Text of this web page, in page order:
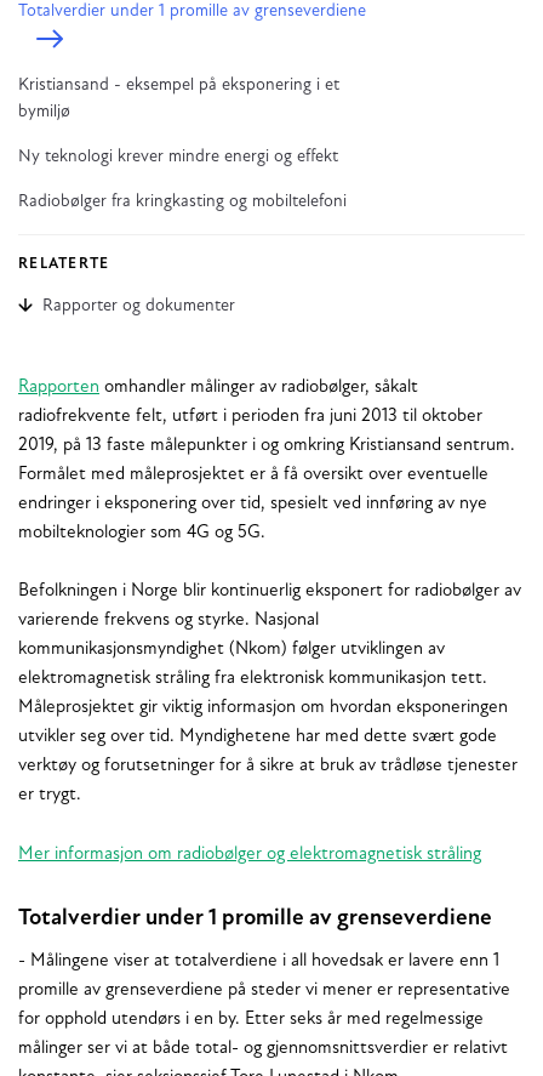
Totalverdier under 1 promille av grenseverdiene
Kristiansand - eksempel på eksponering i et
bymiljø
Ny teknologi krever mindre energi og effekt
Radiobølger fra kringkasting og mobiltelefoni
RELATERTE
Rapporter og dokumenter
Rapporten omhandler målinger av radiobølger, såkalt
radiofrekvente felt, utført i perioden fra juni 2013 til oktober
2019, på 13 faste målepunkter i og omkring Kristiansand sentrum.
Formålet med måleprosjektet er å få oversikt over eventuelle
endringer i eksponering over tid, spesielt ved innføring av nye
mobilteknologier som 4G og 5G.
Befolkningen i Norge blir kontinuerlig eksponert for radiobølger av
varierende frekvens og styrke. Nasjonal
kommunikasjonsmyndighet (Nkom) følger utviklingen av
elektromagnetisk stråling fra elektronisk kommunikasjon tett.
Måleprosjektet gir viktig informasjon om hvordan eksponeringen
utvikler seg over tid. Myndighetene har med dette svært gode
verktøy og forutsetninger for å sikre at bruk av trådløse tjenester
er trygt.
Mer informasjon om radiobølger og elektromagnetisk stråling
Totalverdier under 1 promille av grenseverdiene
- Målingene viser at totalverdiene i all hovedsak er lavere enn 1
promille av grenseverdiene på steder vi mener er representative
for opphold utendørs i en by. Etter seks år med regelmessige
målinger ser vi at både total- og gjennomsnittsverdier er relativt